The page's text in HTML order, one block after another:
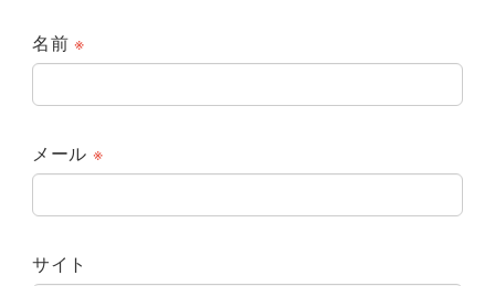
名前※
メール ※
サイト